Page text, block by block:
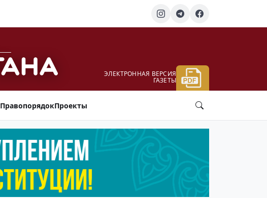
ЭЛЕКТРОННАЯ ВЕРСИЯ
ГАЗЕТЫ
ПравопорядокПроекты